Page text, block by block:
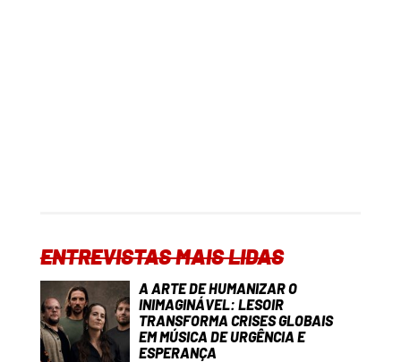
ENTREVISTAS MAIS LIDAS
A ARTE DE HUMANIZAR O
INIMAGINÁVEL: LESOIR
TRANSFORMA CRISES GLOBAIS
EM MÚSICA DE URGÊNCIA E
ESPERANÇA